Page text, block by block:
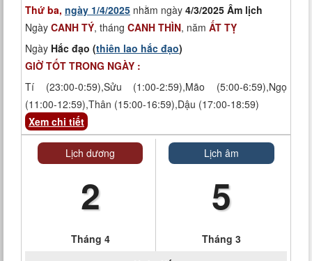
Thứ ba, ngày 1/4/2025 nhằm ngày 4/3/2025 Âm lịch
Ngày CANH TÝ, tháng CANH THÌN, năm ẤT TỴ
Ngày Hắc đạo (thiên lao hắc đạo)
GIỜ TỐT TRONG NGÀY :
Tí (23:00-0:59),Sửu (1:00-2:59),Mão (5:00-6:59),Ngọ
(11:00-12:59),Thân (15:00-16:59),Dậu (17:00-18:59)
Xem chi tiết
Lịch dương
2
Tháng 4
Lịch âm
5
Tháng 3